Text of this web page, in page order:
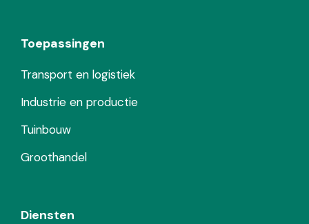
Toepassingen
Transport en logistiek
Industrie en productie
Tuinbouw
Groothandel
Diensten